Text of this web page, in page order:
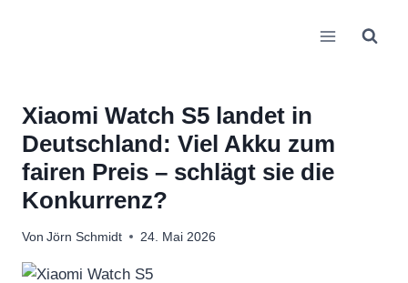
Xiaomi Watch S5 landet in
Deutschland: Viel Akku zum
fairen Preis – schlägt sie die
Konkurrenz?
Von Jörn Schmidt 24. Mai 2026